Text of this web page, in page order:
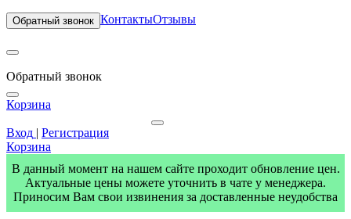
Обратный звонок КонтактыОтзывы
Обратный звонок
Корзина
Вход | Регистрация
Корзина
В данный момент на нашем сайте проходит обновление цен.
Актуальные цены можете уточнить в чате у менеджера.
Приносим Вам свои извинения за доставленные неудобства